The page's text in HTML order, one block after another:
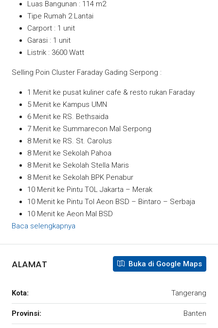
Luas Bangunan : 114 m2
Tipe Rumah 2 Lantai
Carport : 1 unit
Garasi : 1 unit
Listrik : 3600 Watt
Selling Poin Cluster Faraday Gading Serpong :
1 Menit ke pusat kuliner cafe & resto rukan Faraday
5 Menit ke Kampus UMN
6 Menit ke RS. Bethsaida
7 Menit ke Summarecon Mal Serpong
8 Menit ke RS. St. Carolus
8 Menit ke Sekolah Pahoa
8 Menit ke Sekolah Stella Maris
8 Menit ke Sekolah BPK Penabur
10 Menit ke Pintu TOL Jakarta – Merak
10 Menit ke Pintu Tol Aeon BSD – Bintaro – Serbaja
10 Menit ke Aeon Mal BSD
Baca selengkapnya
ALAMAT Buka di Google Maps
Kota: Tangerang
Provinsi: Banten